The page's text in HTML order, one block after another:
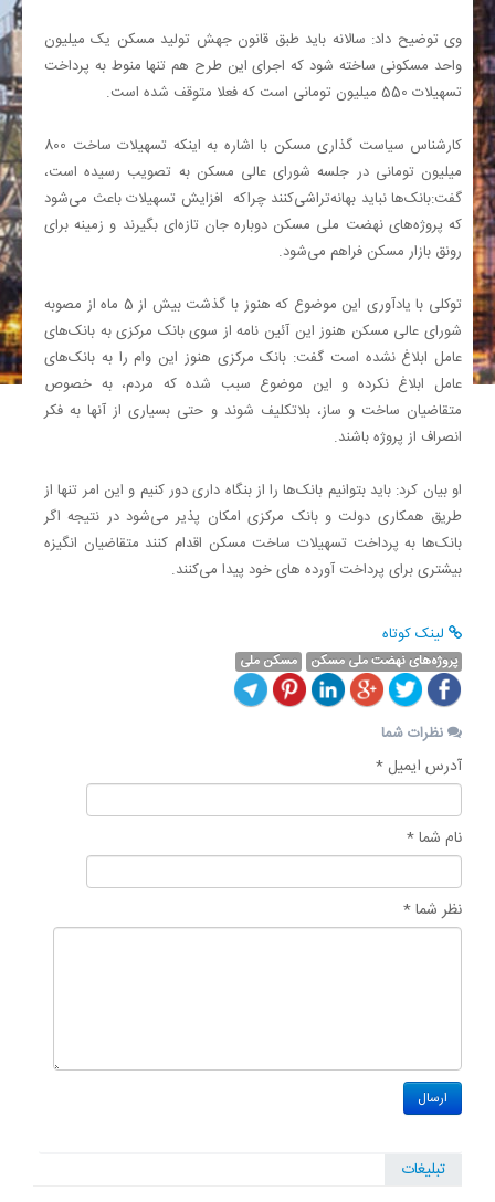
وی توضیح داد: سالانه باید طبق قانون جهش تولید مسکن یک میلیون
واحد مسکونی ساخته شود که اجرای این طرح هم تنها منوط به پرداخت
تسهیلات 550 میلیون تومانی است که فعلا متوقف شده است.
کارشناس سیاست گذاری مسکن با اشاره به اینکه تسهیلات ساخت 800
میلیون تومانی در جلسه شورای عالی مسکن به تصویب رسیده است‌،
گفت:بانک‌ها نباید بهانه‌تراشی‌کنند چراکه افزایش تسهیلات باعث می‌شود
که پروژه‌های نهضت ملی مسکن دوباره جان تازه‌ای بگیرند و زمینه برای
رونق بازار مسکن فراهم می‌شود.
توکلی با یادآوری این موضوع که هنوز با گذشت بیش از 5 ماه از مصوبه
شورای عالی مسکن هنوز این آئین نامه از سوی بانک مرکزی به بانک‌های
عامل ابلاغ نشده است گفت: بانک مرکزی هنوز این وام را به بانک‌های
عامل ابلاغ نکرده و این موضوع سبب شده که مردم، به خصوص
متقاضیان ساخت و ساز، بلاتکلیف شوند و حتی بسیاری از آنها به فکر
انصراف از پروژه باشند.
او بیان کرد: باید بتوانیم بانک‌ها را از بنگاه داری دور کنیم و این امر تنها از
طریق همکاری دولت و بانک مرکزی امکان پذیر می‌شود در نتیجه اگر
بانک‌ها به پرداخت تسهیلات ساخت مسکن اقدام کنند متقاضیان انگیزه
بیشتری برای پرداخت آورده های خود پیدا می‌کنند.
لینک کوتاه
پروژه‌های نهضت ملی مسکن مسکن ملی
نظرات شما
آدرس ایمیل *
نام شما *
نظر شما *
تبلیغات